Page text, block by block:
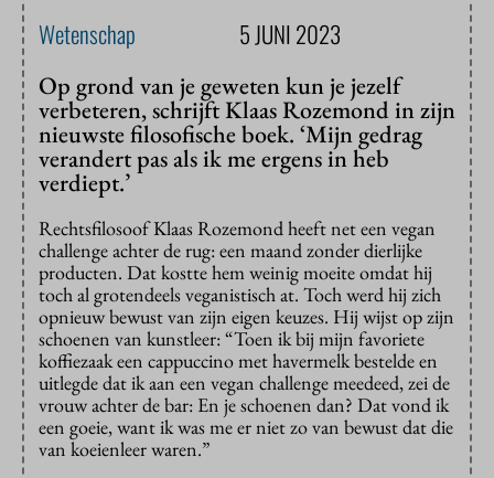
Wetenschap 5 JUNI 2023
Op grond van je geweten kun je jezelf
verbeteren, schrijft Klaas Rozemond in zijn
nieuwste filosofische boek. ‘Mijn gedrag
verandert pas als ik me ergens in heb
verdiept.’
Rechtsfilosoof Klaas Rozemond heeft net een vegan
challenge achter de rug: een maand zonder dierlijke
producten. Dat kostte hem weinig moeite omdat hij
toch al grotendeels veganistisch at. Toch werd hij zich
opnieuw bewust van zijn eigen keuzes. Hij wijst op zijn
schoenen van kunstleer: “Toen ik bij mijn favoriete
koffiezaak een cappuccino met havermelk bestelde en
uitlegde dat ik aan een vegan challenge meedeed, zei de
vrouw achter de bar: En je schoenen dan? Dat vond ik
een goeie, want ik was me er niet zo van bewust dat die
van koeienleer waren.”